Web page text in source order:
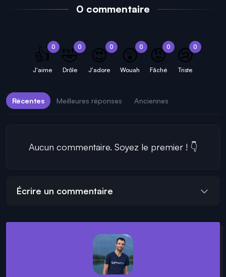
0 commentaire
0
👍
J'aime
0
🤣
Drôle
0
😍
J'adore
0
😲
Wouah
0
😡
Fâché
0
😢
Triste
Récentes Meilleures réponses Anciennes
Aucun commentaire. Soyez le premier ! 👇
Écrire un commentaire